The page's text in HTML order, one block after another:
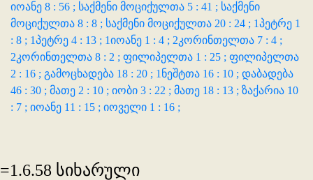
იოანე 8 : 56 ; საქმენი მოციქულთა 5 : 41 ; საქმენი
მოციქულთა 8 : 8 ; საქმენი მოციქულთა 20 : 24 ; 1პეტრე 1
: 8 ; 1პეტრე 4 : 13 ; 1იოანე 1 : 4 ; 2კორინთელთა 7 : 4 ;
2კორინთელთა 8 : 2 ; ფილიპელთა 1 : 25 ; ფილიპელთა
2 : 16 ; გამოცხადება 18 : 20 ; 1ნეშტთა 16 : 10 ; დაბადება
46 : 30 ; მათე 2 : 10 ; იობი 3 : 22 ; მათე 18 : 13 ; ზაქარია 10
: 7 ; იოანე 11 : 15 ; იოველი 1 : 16 ;
=1.6.58 სიხარული